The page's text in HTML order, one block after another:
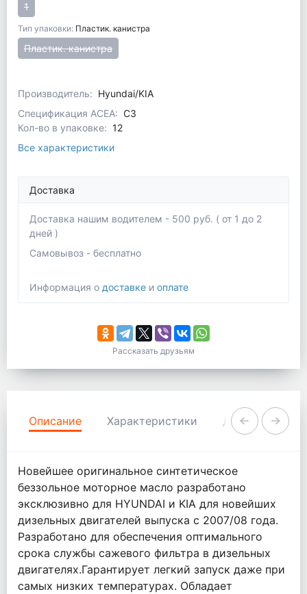
1
Тип упаковки: Пластик. канистра
Пластик. канистра
Производитель: Hyundai/KIA
Спецификация ACEA: C3
Кол-во в упаковке: 12
Все характеристики
Доставка
Доставка нашим водителем - 500 руб. ( от 1 до 2
дней )
Самовывоз - бесплатно
Информация о доставке и оплате
Рассказать друзьям
Описание Характеристики Документация
Новейшее оригинальное синтетическое
беззольное моторное масло разработано
эксклюзивно для HYUNDAI и KIA для новейших
дизельных двигателей выпуска с 2007/08 года.
Разработано для обеспечения оптимального
срока службы сажевого фильтра в дизельных
двигателях.Гарантирует легкий запуск даже при
самых низких температурах. Обладает